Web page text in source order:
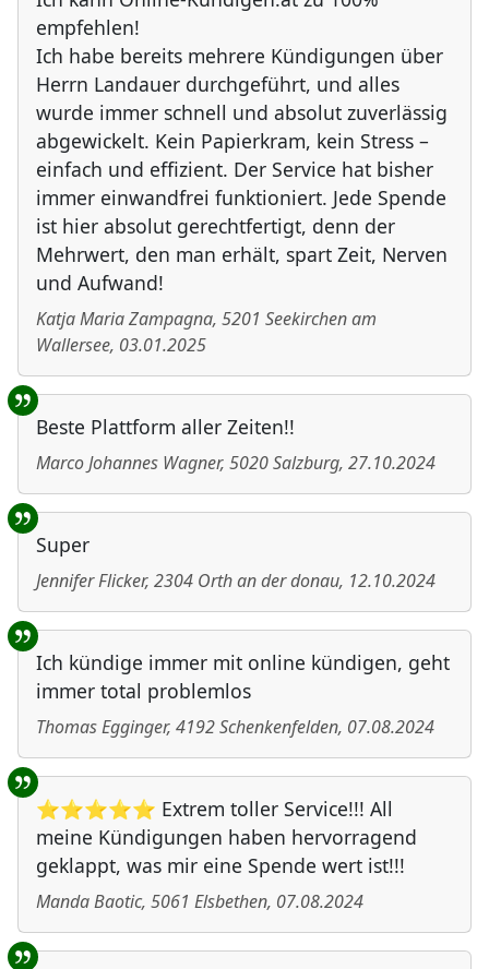
empfehlen!
Ich habe bereits mehrere Kündigungen über
Herrn Landauer durchgeführt, und alles
wurde immer schnell und absolut zuverlässig
abgewickelt. Kein Papierkram, kein Stress –
einfach und effizient. Der Service hat bisher
immer einwandfrei funktioniert. Jede Spende
ist hier absolut gerechtfertigt, denn der
Mehrwert, den man erhält, spart Zeit, Nerven
und Aufwand!
Katja Maria Zampagna, 5201 Seekirchen am
Wallersee, 03.01.2025
Beste Plattform aller Zeiten!!
Marco Johannes Wagner, 5020Salzburg, 27.10.2024
Super
Jennifer Flicker, 2304 Orth an der donau, 12.10.2024
Ich kündige immer mit online kündigen, geht
immer total problemlos
Thomas Egginger, 4192Schenkenfelden, 07.08.2024
⭐⭐⭐⭐⭐ Extrem toller Service!!! All
meine Kündigungen haben hervorragend
geklappt, was mir eine Spende wert ist!!!
Manda Baotic, 5061 Elsbethen, 07.08.2024